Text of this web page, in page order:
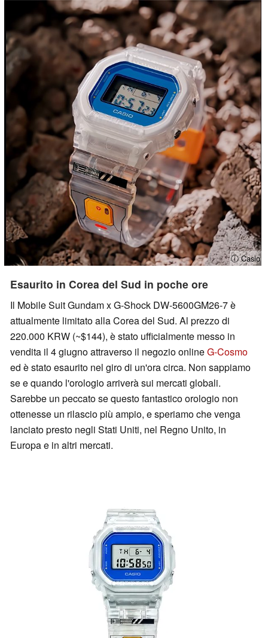
ⓘ Casio
Esaurito in Corea del Sud in poche ore
Il Mobile Suit Gundam x G-Shock DW-5600GM26-7 è
attualmente limitato alla Corea del Sud. Al prezzo di
220.000 KRW (~$144), è stato ufficialmente messo in
vendita il 4 giugno attraverso il negozio onlineG-Cosmo
ed è stato esaurito nel giro di un'ora circa. Non sappiamo
se e quando l'orologio arriverà sui mercati globali.
Sarebbe un peccato se questo fantastico orologio non
ottenesse un rilascio più ampio, e speriamo che venga
lanciato presto negli Stati Uniti, nel Regno Unito, in
Europa e in altri mercati.